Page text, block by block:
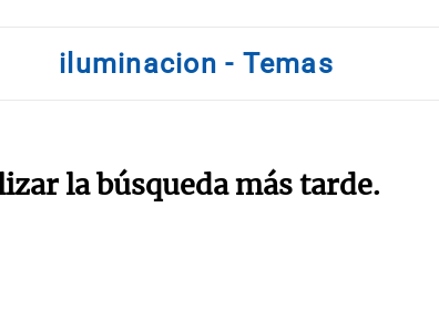
iluminacion - Temas
la búsqueda más tarde.